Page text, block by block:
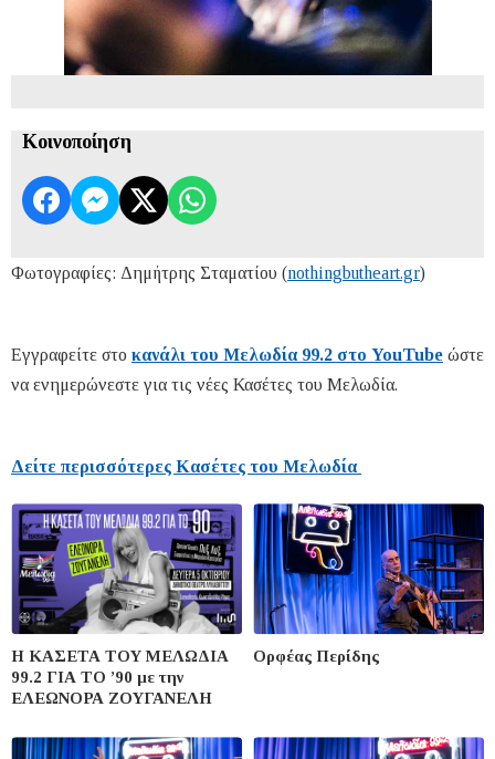
Κοινοποίηση
Φωτογραφίες: Δημήτρης Σταματίου (nothingbutheart.gr)
Εγγραφείτε στο κανάλι του Μελωδία 99.2 στο YouTube ώστε
να ενημερώνεστε για τις νέες Κασέτες του Μελωδία.
Δείτε περισσότερες Κασέτες του Μελωδία
Η ΚΑΣΕΤΑ ΤΟΥ ΜΕΛΩΔΙΑ
99.2 ΓΙΑ ΤΟ ’90 με την
ΕΛΕΩΝΟΡΑ ΖΟΥΓΑΝΕΛΗ
Ορφέας Περίδης